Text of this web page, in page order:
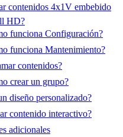
contenidos 4x1V embebido
HD?
funciona Configuración?
funciona Mantenimiento?
contenidos?
crear un grupo?
diseño personalizado?
contenido interactivo?
adicionales